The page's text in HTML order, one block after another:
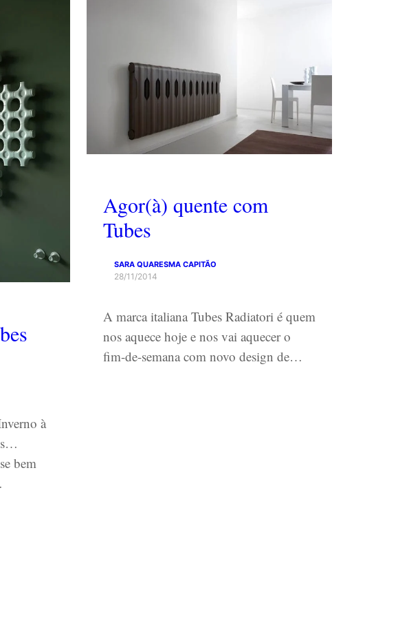
à
bem
Agor(à) quente com
Tubes
SARA QUARESMA CAPITÃO
28/11/2014
A marca italiana Tubes Radiatori é quem
nos aquece hoje e nos vai aquecer o
fim-de-semana com novo design de…